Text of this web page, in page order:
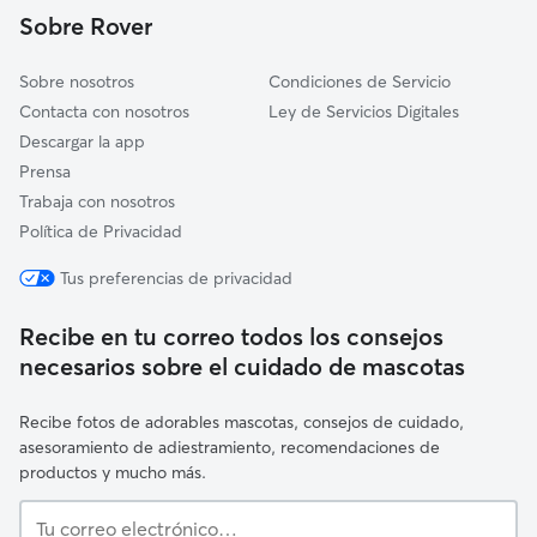
Sobre Rover
Sobre nosotros
Contacta con nosotros
Descargar la app
Prensa
Trabaja con nosotros
Política de Privacidad
Condiciones de Servicio
Ley de Servicios Digitales
Tus preferencias de privacidad
Recibe en tu correo todos los consejos
necesarios sobre el cuidado de mascotas
Recibe fotos de adorables mascotas, consejos de cuidado,
asesoramiento de adiestramiento, recomendaciones de
productos y mucho más.